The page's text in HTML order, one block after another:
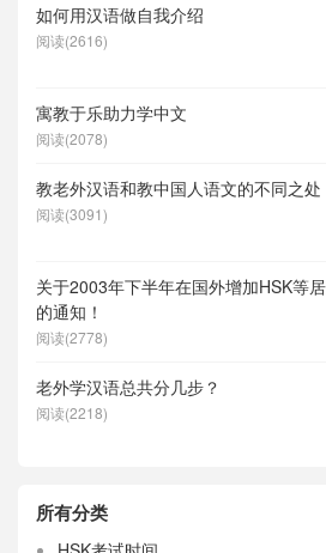
如何用汉语做自我介绍
阅读(2616)
寓教于乐助力学中文
阅读(2078)
教老外汉语和教中国人语文的不同之处
阅读(3091)
关于2003年下半年在国外增加HSK等
的通知！
阅读(2778)
老外学汉语总共分几步？
阅读(2218)
所有分类